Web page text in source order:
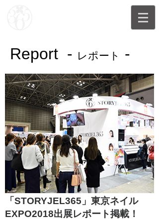
Report - レポート -
「STORYJEL365」東京ネイル
EXPO2018出展レポート掲載！